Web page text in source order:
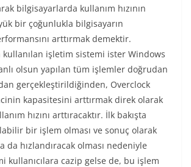
bilgisayarlarda kullanım hızının
bir çoğunlukla bilgisayarın
arttırmak demektir.
işletim sistemi ister Windows
olsun yapılan tüm işlemler doğrudan
gerçekleştirildiğinden, Overclock
kapasitesini arttırmak direk olarak
hızını arttıracaktır. İlk bakışta
bir işlem olması ve sonuç olarak
da hızlandıracak olması nedeniyle
kullanıcılara cazip gelse de, bu işlem